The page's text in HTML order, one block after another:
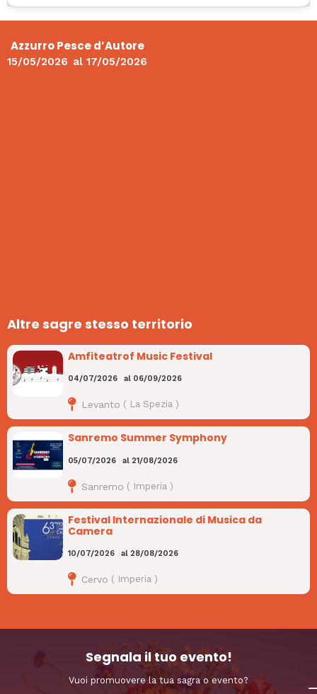
Azzurro Pesce d’Autore
15/05/2026 al 17/05/2026
Altre sagre stesso territorio
Amfiteatrof Music Festival
04/07/2026 al 06/09/2026
Levanto ( La Spezia)
Sanremo Summer Symphony
05/07/2026 al 21/08/2026
Sanremo ( Imperia )
Festival Internazionale di Musica da
Camera
10/07/2026 al 28/08/2026
Cervo ( Imperia)
Segnala il tuo evento!
Vuoi promuovere la tua sagra o evento?